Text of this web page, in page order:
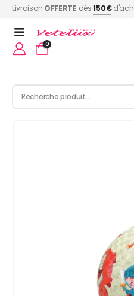
Livraison OFFERTE dès150€
0